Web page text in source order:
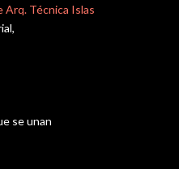
Arq. Técnica Islas
se unan